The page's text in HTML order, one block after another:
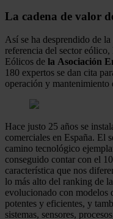
La cadena de valor
Así se ha desprendido de
referencia del sector
Eólicos de la Asociación
180 expertos se dan cita
operación y mantenimiento
Hace justo 25 años se
comerciales en España. El
camino tecnológico
conseguido contar con el
característica que nos
lo más alto del ranking de
evolucionado con modelos
potentes y eficientes, y
sistemas, sensores,